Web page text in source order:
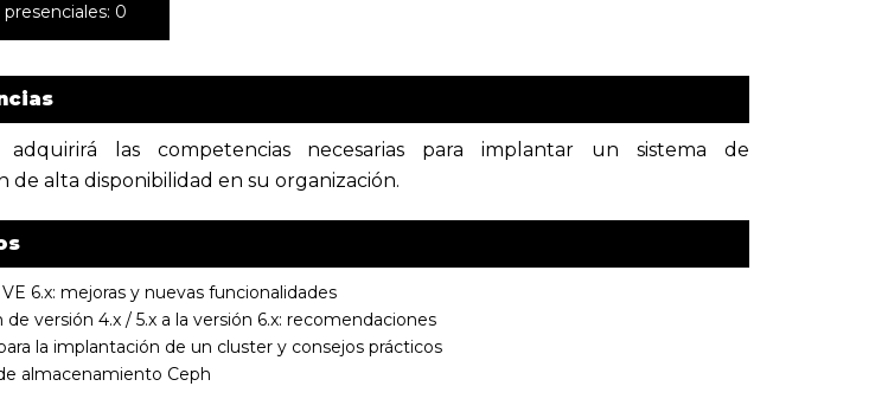
presenciales: 0
las competencias necesarias para implantar un sistema de
de alta disponibilidad en su organización.
6.x: mejoras y nuevas funcionalidades
de versión 4.x / 5.x a la versión 6.x: recomendaciones
la implantación de un cluster y consejos prácticos
almacenamiento Ceph